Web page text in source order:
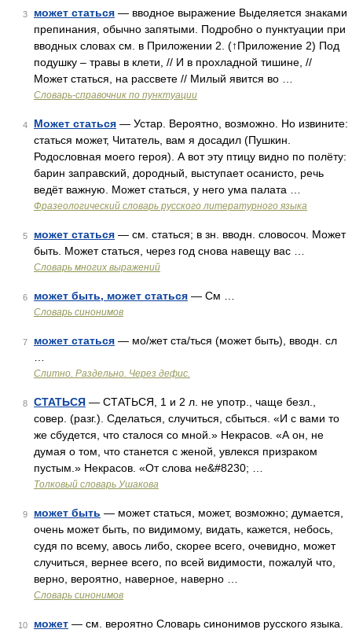
3 может статься — вводное выражение Выделяется знаками
препинания, обычно запятыми. Подробно о пунктуации при
вводных словах см. в Приложении 2. (↑Приложение 2) Под
подушку – травы в клети, // И в прохладной тишине, //
Может статься, на рассвете // Милый явится во …
Словарь-справочник по пунктуации
4 Может статься — Устар. Вероятно, возможно. Но извините:
статься может, Читатель, вам я досадил (Пушкин.
Родословная моего героя). А вот эту птицу видно по полёту:
барин заправский, дородный, выступает осанисто, речь
ведёт важную. Может статься, у него ума палата …
Фразеологический словарь русского литературного языка
5 может статься — см. статься; в зн. вводн. словосоч. Может
быть. Может статься, через год снова навещу вас …
Словарь многих выражений
6 может быть, может статься — См …
Словарь синонимов
7 может статься — мо/жет ста/ться (может быть), вводн. сл
Слитно. Раздельно. Через дефис.
8 СТАТЬСЯ — СТАТЬСЯ, 1 и 2 л. не употр., чаще безл.,
совер. (разг.). Сделаться, случиться, сбыться. «И с вами то
же сбудется, что сталося со мной.» Некрасов. «А он, не
думая о том, что станется с женой, увлекся призраком
пустым.» Некрасов. «От слова не&#8230; …
Толковый словарь Ушакова
9 может быть — может статься, может, возможно; думается,
очень может быть, по видимому, видать, кажется, небось,
судя по всему, авось либо, скорее всего, очевидно, может
случиться, вернее всего, по всей видимости, пожалуй что,
верно, вероятно, наверное, наверно …
Словарь синонимов
10 может — см. вероятно Словарь синонимов русского языка.